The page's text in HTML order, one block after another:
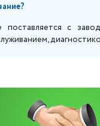
поставляется с